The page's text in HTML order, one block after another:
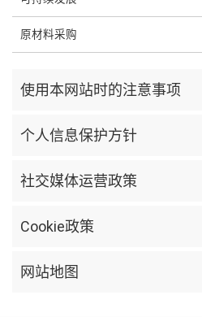
原材料采购
使用本网站时的注意事项
个人信息保护方针
社交媒体运营政策
Cookie政策
网站地图